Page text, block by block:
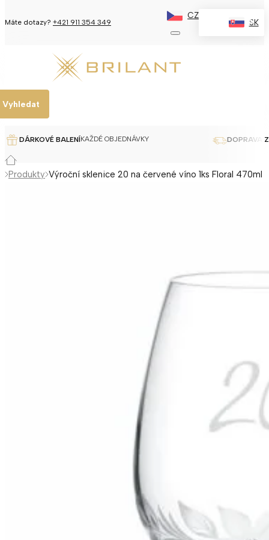
Máte dotazy? +421 911 354 349
CZ
SK
Vyhledat
DÁRKOVÉ BALENÍKAŽDÉ OBJEDNÁVKY DOPRAVA
Produkty Výroční sklenice 20 na červené víno 1ks Floral 470ml
✕